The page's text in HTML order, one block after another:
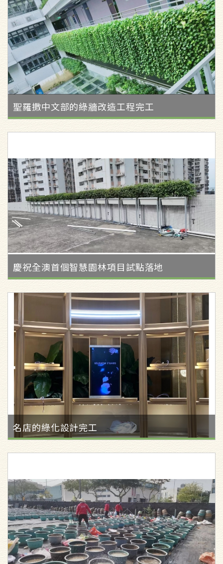
​聖羅撒中文部的綠牆改造工程完工
慶祝全澳首個智慧園林項目試點落地
名店的綠化設計完工